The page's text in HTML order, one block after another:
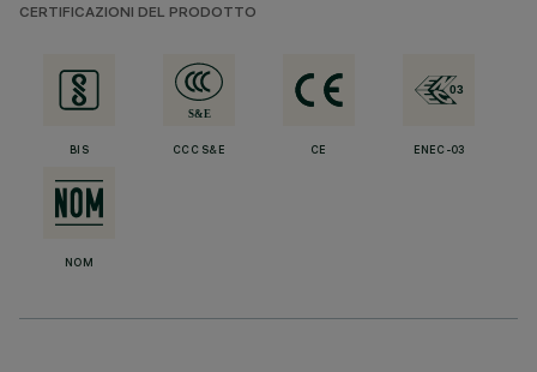
CERTIFICAZIONI DEL PRODOTTO
BIS CCC S&E CE ENEC-03
NOM